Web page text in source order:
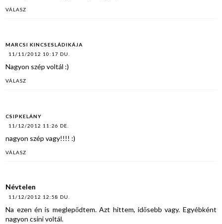
VÁLASZ
MARCSI KINCSESLÁDIKÁJA
11/11/2012 10:17 DU.
Nagyon szép voltál :)
VÁLASZ
CSIPKELÁNY
11/12/2012 11:26 DE.
nagyon szép vagy!!!! :)
VÁLASZ
Névtelen
11/12/2012 12:58 DU.
Na ezen én is meglepődtem. Azt hittem, idősebb vagy. Egyébként
nagyon csini voltál.